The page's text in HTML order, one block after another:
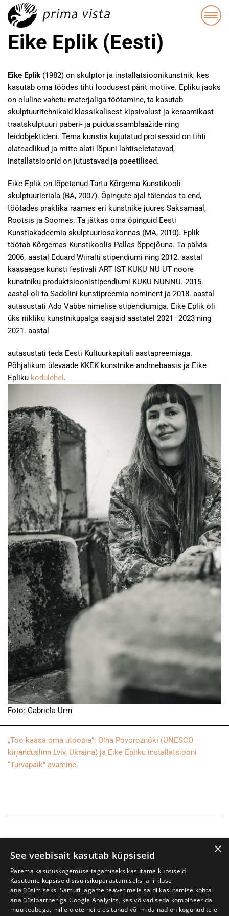
Eike Eplik (Eesti)
Eike Eplik (1982) on skulptor ja installatsioonikunstnik, kes
kasutab oma töödes tihti loodusest pärit motiive. Epliku jaoks
on oluline vahetu materjaliga töötamine, ta kasutab
skulptuuritehnikaid klassikalisest kipsivalust ja keraamikast
traatskulptuuri paberi- ja puiduassamblaažide ning
leidobjektideni. Tema kunstis kujutatud protsessid on tihti
alateadlikud ja mitte alati lõpuni lahtiseletatavad,
installatsioonid on jutustavad ja poeetilised.
Eike Eplik on lõpetanud Tartu Kõrgema Kunstikooli
skulptuurieriala (BA, 2007). Õpingute ajal täiendas ta end,
töötades praktika raames eri kunstnike juures Saksamaal,
Rootsis ja Soomes. Ta jätkas oma õpinguid Eesti
Kunstiakadeemia skulptuuriosakonnas (MA, 2010). Eplik
töötab Kõrgemas Kunstikoolis Pallas õppejõuna. Ta pälvis
2006. aastal Eduard Wiiralti stipendiumi ning 2012. aastal
kaasaegse kunsti festivali ART IST KUKU NU UT noore
kunstniku produktsioonistipendiumi KUKU NUNNU. 2015.
aastal oli ta Sadolini kunstipreemia nominent ja 2018. aastal
autasustati Ado Vabbe nimelise stipendiumiga. Eike Eplik oli
üks riikliku kunstnikupalga saajaid aastatel 2021–2023 ning
2021. aastal
autasustati teda Eesti Kultuurkapitali aastapreemiaga.
Põhjalikum ülevaade KKEK kunstnike andmebaasis ja Eike
Epliku kodulehel .
Foto: Gabriela Urm
„Too kaasa oma utoopia”: Olha Povoroznõki (UNESCO
kirjanduslinn Lviv, Ukraina) ja Eike Epliku installatsiooni
“Turvapaik” avamine
×
See veebisait kasutab küpsiseid
Parema kasutuskogemuse tagamiseks kasutame küpsiseid.
Kasutame küpsiseid sisu isikupärastamiseks ja liikluse
analüüsimiseks. Samuti jagame teavet meie saidi kasutamise kohta
analüüsipartneriga Google Analytics, kes võivad seda kombineerida
muu teabega, mille olete neile esitanud või mida nad on kogunud teie